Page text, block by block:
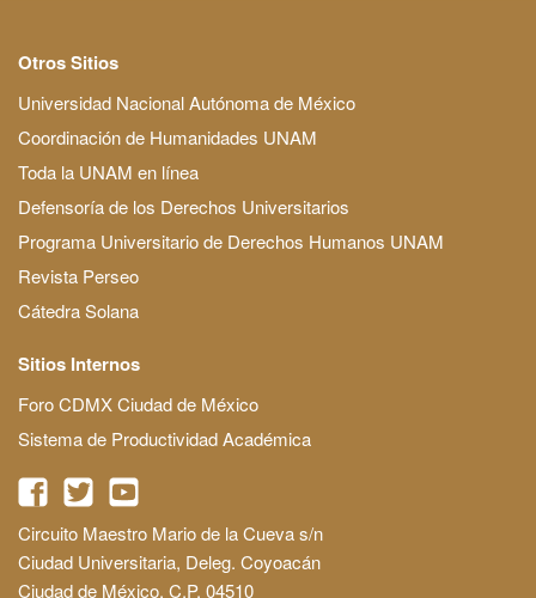
Otros Sitios
Universidad Nacional Autónoma de México
Coordinación de Humanidades UNAM
Toda la UNAM en línea
Defensoría de los Derechos Universitarios
Programa Universitario de Derechos Humanos UNAM
Revista Perseo
Cátedra Solana
Sitios Internos
Foro CDMX Ciudad de México
Sistema de Productividad Académica
Circuito Maestro Mario de la Cueva s/n
Ciudad Universitaria, Deleg. Coyoacán
Ciudad de México, C.P. 04510